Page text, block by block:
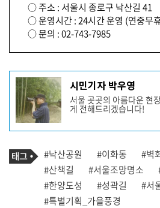
○ 주소 : 서울시 종로구 낙산길 41
○ 운영시간 : 24시간 운영 (연중무
○ 문의 : 02-743-7985
기
사
작
성
자
프
필
시민기자 박우영
서울 곳곳의 아름다운 현
게 전해드리겠습니다!
기
사
관
련
태
그
태
그
#낙산공원 #이화동 #벽
#산책길
#서울조망명소
#한양도성
#성곽길
#서
#특별기획_가을풍경